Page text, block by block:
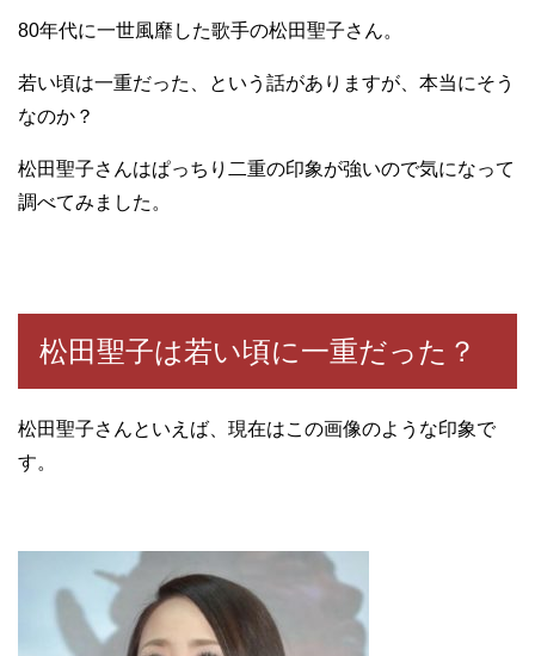
80年代に一世風靡した歌手の松田聖子さん。
若い頃は一重だった、という話がありますが、本当にそう
なのか？
松田聖子さんはぱっちり二重の印象が強いので気になって
調べてみました。
松田聖子は若い頃に一重だった？
松田聖子さんといえば、現在はこの画像のような印象で
す。